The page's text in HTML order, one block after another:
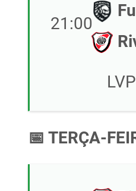
21:00
📅 TERÇA-